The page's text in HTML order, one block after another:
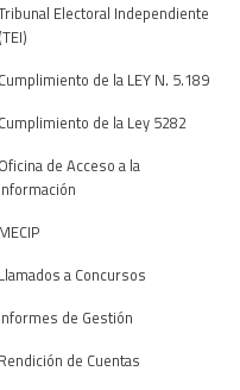
Electoral Independiente
(TEI)
Cumplimiento de la LEY N. 5.189
Cumplimiento de la Ley 5282
Oficina de Acceso a la
Información
MECIP
Llamados a Concursos
Informes de Gestión
Rendición de Cuentas